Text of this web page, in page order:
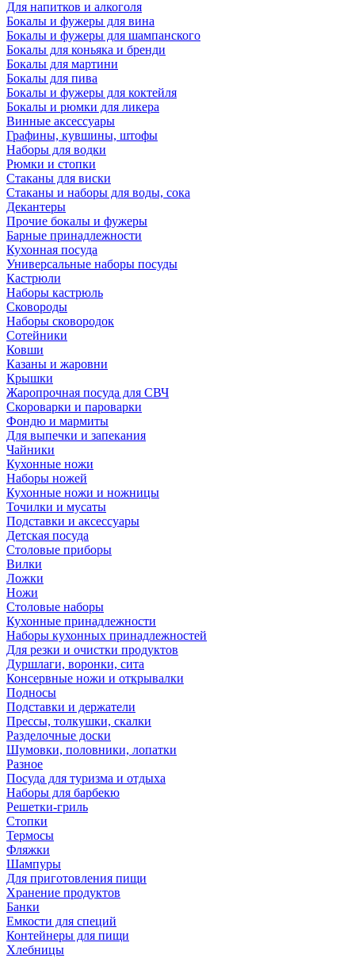
Для напитков и алкоголя
Бокалы и фужеры для вина
Бокалы и фужеры для шампанского
Бокалы для коньяка и бренди
Бокалы для мартини
Бокалы для пива
Бокалы и фужеры для коктейля
Бокалы и рюмки для ликера
Винные аксессуары
Графины, кувшины, штофы
Наборы для водки
Рюмки и стопки
Стаканы для виски
Стаканы и наборы для воды, сока
Декантеры
Прочие бокалы и фужеры
Барные принадлежности
Кухонная посуда
Универсальные наборы посуды
Кастрюли
Наборы кастрюль
Сковороды
Наборы сковородок
Сотейники
Ковши
Казаны и жаровни
Крышки
Жаропрочная посуда для СВЧ
Скороварки и пароварки
Фондю и мармиты
Для выпечки и запекания
Чайники
Кухонные ножи
Наборы ножей
Кухонные ножи и ножницы
Точилки и мусаты
Подставки и аксессуары
Детская посуда
Столовые приборы
Вилки
Ложки
Ножи
Столовые наборы
Кухонные принадлежности
Наборы кухонных принадлежностей
Для резки и очистки продуктов
Дуршлаги, воронки, сита
Консервные ножи и открывалки
Подносы
Подставки и держатели
Прессы, толкушки, скалки
Разделочные доски
Шумовки, половники, лопатки
Разное
Посуда для туризма и отдыха
Наборы для барбекю
Решетки-гриль
Стопки
Термосы
Фляжки
Шампуры
Для приготовления пищи
Хранение продуктов
Банки
Емкости для специй
Контейнеры для пищи
Хлебницы